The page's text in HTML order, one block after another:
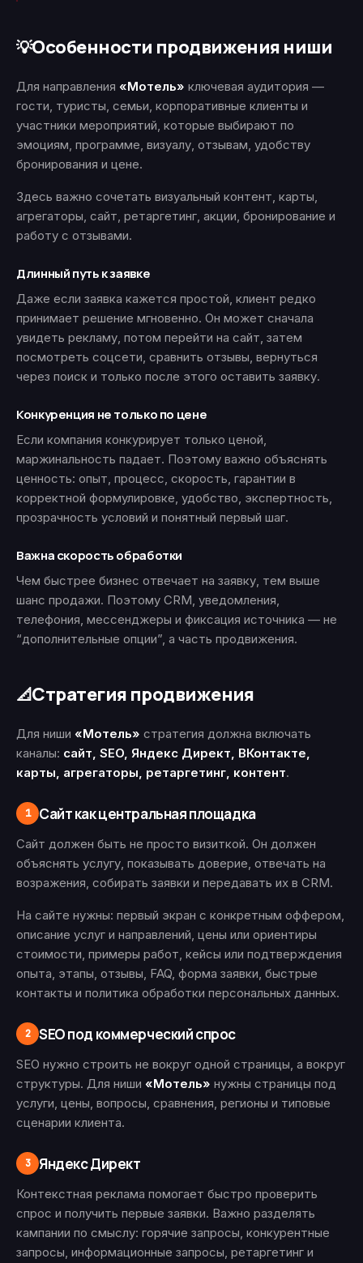
💡Особенности продвижения ниши
Для направления «Мотель» ключевая аудитория —
гости, туристы, семьи, корпоративные клиенты и
участники мероприятий, которые выбирают по
эмоциям, программе, визуалу, отзывам, удобству
бронирования и цене.
Здесь важно сочетать визуальный контент, карты,
агрегаторы, сайт, ретаргетинг, акции, бронирование и
работу с отзывами.
Длинный путь к заявке
Даже если заявка кажется простой, клиент редко
принимает решение мгновенно. Он может сначала
увидеть рекламу, потом перейти на сайт, затем
посмотреть соцсети, сравнить отзывы, вернуться
через поиск и только после этого оставить заявку.
Конкуренция не только по цене
Если компания конкурирует только ценой,
маржинальность падает. Поэтому важно объяснять
ценность: опыт, процесс, скорость, гарантии в
корректной формулировке, удобство, экспертность,
прозрачность условий и понятный первый шаг.
Важна скорость обработки
Чем быстрее бизнес отвечает на заявку, тем выше
шанс продажи. Поэтому CRM, уведомления,
телефония, мессенджеры и фиксация источника — не
“дополнительные опции”, а часть продвижения.
📐Стратегия продвижения
Для ниши «Мотель» стратегия должна включать
каналы: сайт, SEO, Яндекс Директ, ВКонтакте,
карты, агрегаторы, ретаргетинг, контент.
1 Сайт как центральная площадка
Сайт должен быть не просто визиткой. Он должен
объяснять услугу, показывать доверие, отвечать на
возражения, собирать заявки и передавать их в CRM.
На сайте нужны: первый экран с конкретным оффером,
описание услуг и направлений, цены или ориентиры
стоимости, примеры работ, кейсы или подтверждения
опыта, этапы, отзывы, FAQ, форма заявки, быстрые
контакты и политика обработки персональных данных.
2 SEO под коммерческий спрос
SEO нужно строить не вокруг одной страницы, а вокруг
структуры. Для ниши «Мотель» нужны страницы под
услуги, цены, вопросы, сравнения, регионы и типовые
сценарии клиента.
3 Яндекс Директ
Контекстная реклама помогает быстро проверить
спрос и получить первые заявки. Важно разделять
кампании по смыслу: горячие запросы, конкурентные
запросы, информационные запросы, ретаргетинг и